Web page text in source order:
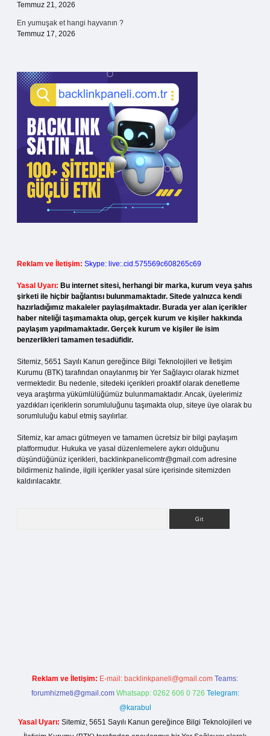
Temmuz 21, 2026
En yumuşak et hangi hayvanın ?
Temmuz 17, 2026
Reklam ve İletişim: Skype: live:.cid.575569c608265c69
Yasal Uyarı: Bu internet sitesi, herhangi bir marka, kurum veya şahıs
şirketi ile hiçbir bağlantısı bulunmamaktadır. Sitede yalnızca kendi
hazırladığımız makaleler paylaşılmaktadır. Burada yer alan içerikler
haber niteliği taşımamakta olup, gerçek kurum ve kişiler hakkında
paylaşım yapılmamaktadır. Gerçek kurum ve kişiler ile isim
benzerlikleri tamamen tesadüfidir.
Sitemiz, 5651 Sayılı Kanun gereğince Bilgi Teknolojileri ve İletişim
Kurumu (BTK) tarafından onaylanmış bir Yer Sağlayıcı olarak hizmet
vermektedir. Bu nedenle, sitedeki içerikleri proaktif olarak denetleme
veya araştırma yükümlülüğümüz bulunmamaktadır. Ancak, üyelerimiz
yazdıkları içeriklerin sorumluluğunu taşımakta olup, siteye üye olarak bu
sorumluluğu kabul etmiş sayılırlar.
Sitemiz, kar amacı gütmeyen ve tamamen ücretsiz bir bilgi paylaşım
platformudur. Hukuka ve yasal düzenlemelere aykırı olduğunu
düşündüğünüz içerikleri, backlinkpanelicomtr@gmail.com adresine
bildirmeniz halinde, ilgili içerikler yasal süre içerisinde sitemizden
kaldırılacaktır.
Reklam ve İletişim: E-mail: backlinkpaneli@gmail.com Teams:
forumhizmeti@gmail.com Whatsapp: 0262 606 0 726 Telegram:
@karabul
Yasal Uyarı: Sitemiz, 5651 Sayılı Kanun gereğince Bilgi Teknolojileri ve